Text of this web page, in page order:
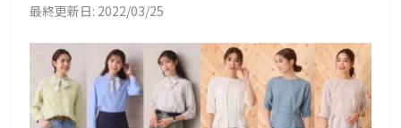
最終更新日: 2022/03/25